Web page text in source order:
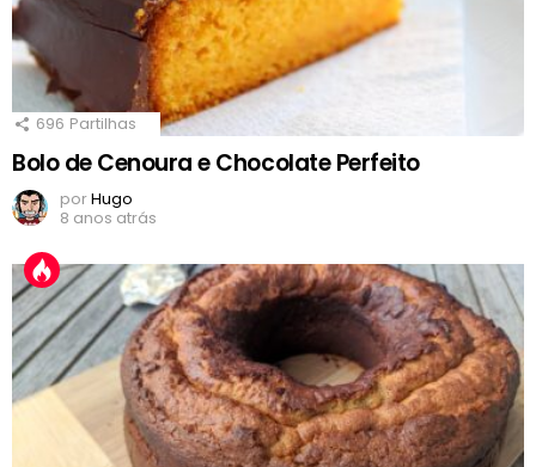
696 Partilhas
Bolo de Cenoura e Chocolate Perfeito
porHugo
8 anos atrás